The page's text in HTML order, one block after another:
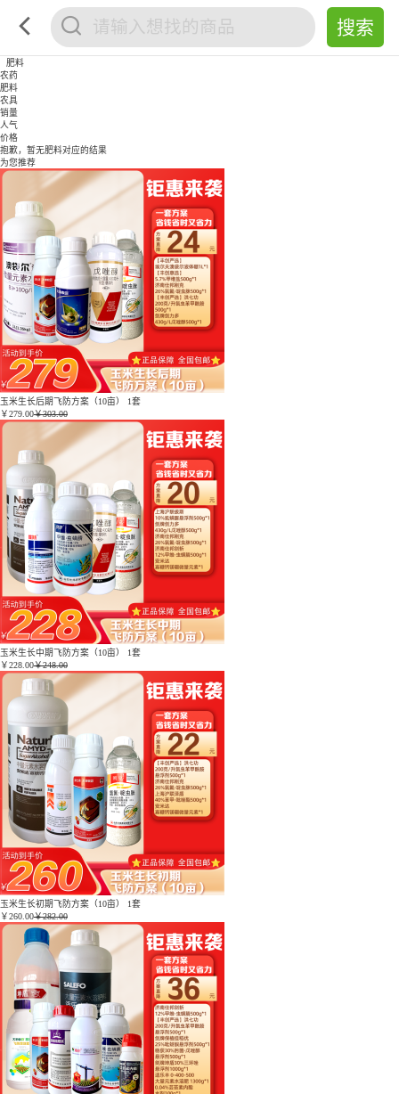
肥料
农药
肥料
农具
销量
人气
价格
抱歉，暂无肥料对应的结果
为您推荐
玉米生长后期飞防方案（10亩） 1套
￥279.00￥303.00
玉米生长中期飞防方案（10亩） 1套
￥228.00￥248.00
玉米生长初期飞防方案（10亩） 1套
￥260.00￥282.00